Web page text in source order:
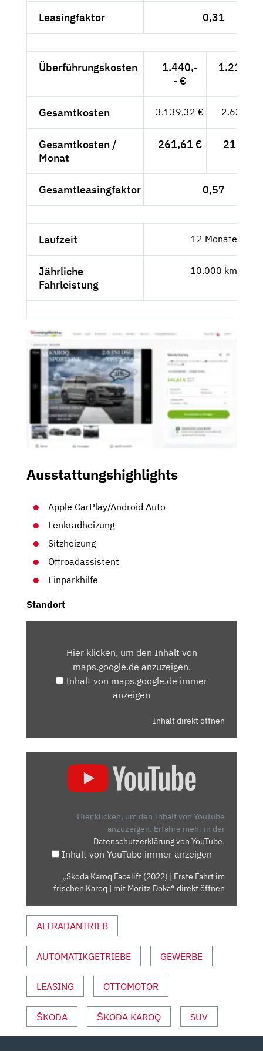
Leasingfaktor 0,31
Überführungskosten
1.440,-
- €
Gesamtkosten 3.139,32 € 2.638,08
Gesamtkosten /
Monat
261,61 € 219,84
Gesamtleasingfaktor 0,57
Laufzeit 12 Monate
Jährliche
Fahrleistung
10.000 km
Ausstattungshighlights
Apple CarPlay/Android Auto
Lenkradheizung
Sitzheizung
Offroadassistent
Einparkhilfe
Standort
MAPS.GOOGLE.DEHier klicken, um den Inhalt von
maps.google.de anzuzeigen.
Inhalt von maps.google.de immer
anzeigen
Inhalt direkt öffnen
FRISCHEN
KAROQ
MIT
MORITZ
VON
YOUTUBE
ANZEIGEN
Hier klicken, um den Inhalt von YouTube
anzuzeigen. Erfahre mehr in der
Datenschutzerklärung von YouTube.
Inhalt von YouTube immer anzeigen
„Skoda Karoq Facelift (2022) | Erste Fahrt im
frischen Karoq | mit Moritz Doka“ direkt öffnen
ALLRADANTRIEB
AUTOMATIKGETRIEBE GEWERBE
LEASING OTTOMOTOR
ŠKODA ŠKODA KAROQ SUV